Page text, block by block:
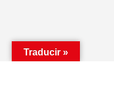
Traducir »